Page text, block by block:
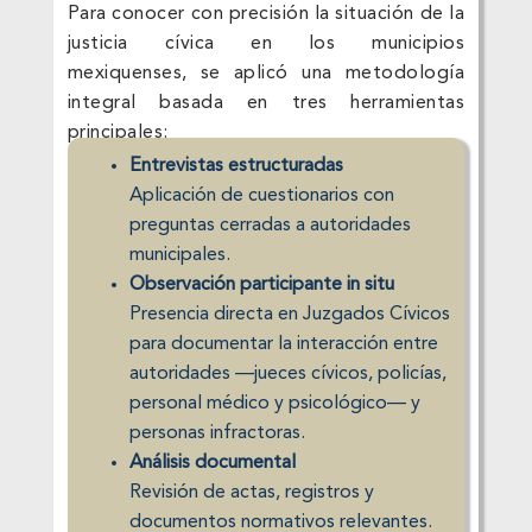
Para conocer con precisión la situación de la
justicia cívica en los municipios
mexiquenses, se aplicó una metodología
integral basada en tres herramientas
principales:
Entrevistas estructuradas
Aplicación de cuestionarios con
preguntas cerradas a autoridades
municipales.
Observación participante in situ
Presencia directa en Juzgados Cívicos
para documentar la interacción entre
autoridades —jueces cívicos, policías,
personal médico y psicológico— y
personas infractoras.
Análisis documental
Revisión de actas, registros y
documentos normativos relevantes.